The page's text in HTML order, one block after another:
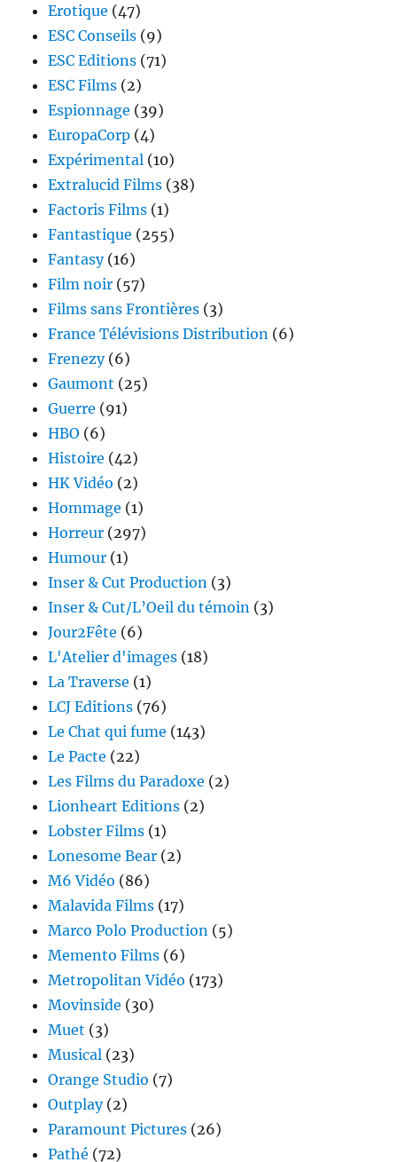
Erotique (47)
ESC Conseils (9)
ESC Editions (71)
ESC Films (2)
Espionnage (39)
EuropaCorp (4)
Expérimental (10)
Extralucid Films (38)
Factoris Films (1)
Fantastique (255)
Fantasy(16)
Film noir (57)
Films sans Frontières (3)
France Télévisions Distribution (6)
Frenezy(6)
Gaumont (25)
Guerre (91)
HBO (6)
Histoire (42)
HK Vidéo (2)
Hommage (1)
Horreur (297)
Humour (1)
Inser & Cut Production (3)
Inser & Cut/L’Oeil du témoin (3)
Jour2Fête (6)
L'Atelier d'images (18)
La Traverse (1)
LCJ Editions (76)
Le Chat qui fume (143)
Le Pacte (22)
Les Films du Paradoxe (2)
Lionheart Editions (2)
Lobster Films (1)
Lonesome Bear (2)
M6 Vidéo (86)
Malavida Films (17)
Marco Polo Production (5)
Memento Films (6)
Metropolitan Vidéo (173)
Movinside (30)
Muet (3)
Musical (23)
Orange Studio (7)
Outplay(2)
Paramount Pictures (26)
Pathé (72)